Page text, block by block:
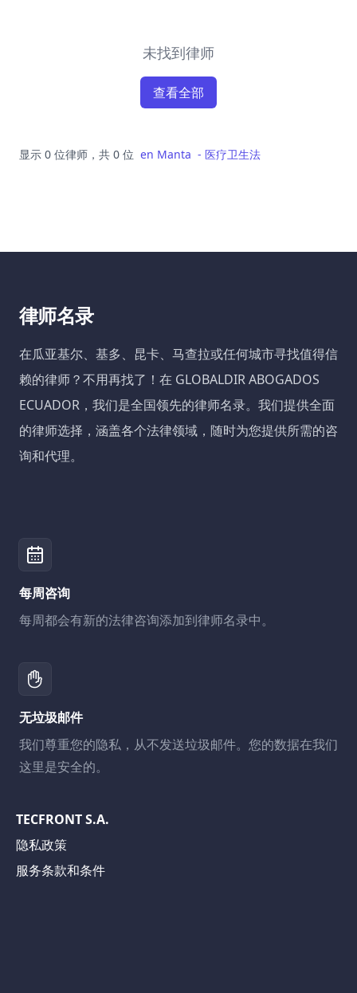
未找到律师
查看全部
显示 0 位律师，共 0 位 en Manta - 医疗卫生法
律师名录
在瓜亚基尔、基多、昆卡、马查拉或任何城市寻找值得信
赖的律师？不用再找了！在 GLOBALDIR ABOGADOS
ECUADOR，我们是全国领先的律师名录。我们提供全面
的律师选择，涵盖各个法律领域，随时为您提供所需的咨
询和代理。
每周咨询
每周都会有新的法律咨询添加到律师名录中。
无垃圾邮件
我们尊重您的隐私，从不发送垃圾邮件。您的数据在我们
这里是安全的。
TECFRONT S.A.
隐私政策
服务条款和条件